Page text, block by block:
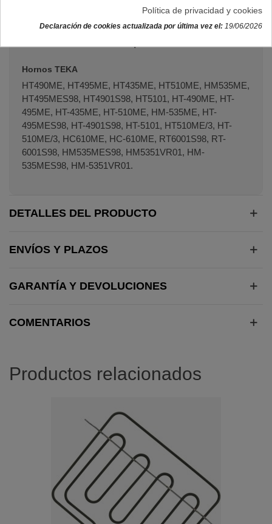
y 83040745.
Hornos TEKA
HT490ME, HT495ME, HT435ME, HT510ME, HM535ME,
HT495MES98, HT4901S98, HT5101, HT-490ME, HT-
495ME, HT-435ME, HT-510ME, HM-535ME, HT-
495MES98, HT-4901S98, HT-5101, HT510ME/3, HT-
510ME/3, HC610ME, HC-610ME, RT6001S98, RT-
6001S98, HM535MES98, HM5351VR01, HM-
535MES98, HM-5351VR01.
DETALLES DEL PRODUCTO
ENVÍOS Y PLAZOS
GARANTÍA Y DEVOLUCIONES
COMENTARIOS
Productos relacionados
Política de privacidad y cookies
Declaración de cookies actualizada por última vez el: 19/06/2026